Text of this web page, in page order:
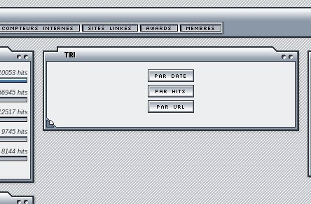
hits
hits
hits
9745 hits
8144 hits